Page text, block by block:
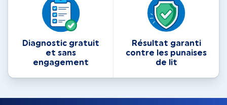
Diagnostic gratuit
et sans
engagement
Résultat garanti
contre les punaises
de lit